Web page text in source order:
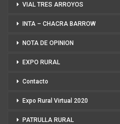
VIAL TRES ARROYOS
INTA – CHACRA BARROW
NOTA DE OPINION
EXPO RURAL
Contacto
Expo Rural Virtual 2020
PATRULLA RURAL